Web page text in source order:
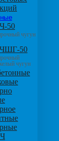
50
чугун
50
чугун